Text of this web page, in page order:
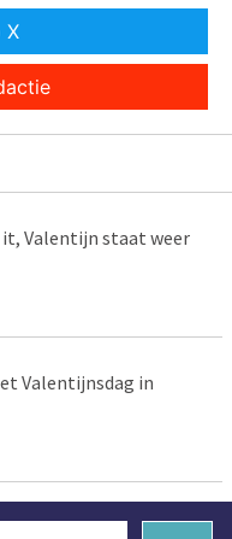
X
Valentijn staat weer
Valentijnsdag in